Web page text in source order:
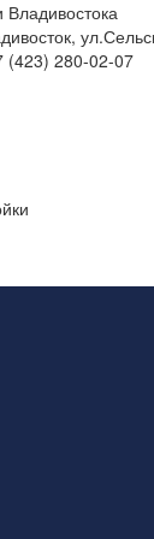
Владивостока
(423) 280-02-07